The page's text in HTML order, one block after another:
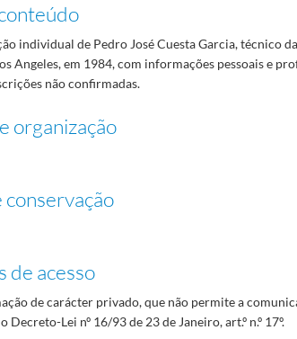
individual de Pedro José Cuesta Garcia, técnico
Angeles, em 1984, com informações pessoais e
não confirmadas.
organização
conservação
de acesso
de carácter privado, que não permite a
Decreto-Lei nº 16/93 de 23 de Janeiro, art.º n.º 17º.